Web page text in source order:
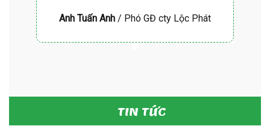
Anh Tuấn Anh / Phó GĐ cty Lộc Phát
TIN TỨC